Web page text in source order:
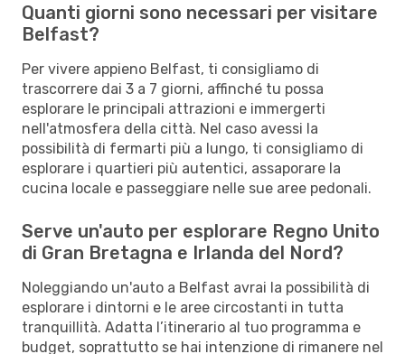
Quanti giorni sono necessari per visitare
Belfast?
Per vivere appieno Belfast, ti consigliamo di
trascorrere dai 3 a 7 giorni, affinché tu possa
esplorare le principali attrazioni e immergerti
nell'atmosfera della città. Nel caso avessi la
possibilità di fermarti più a lungo, ti consigliamo di
esplorare i quartieri più autentici, assaporare la
cucina locale e passeggiare nelle sue aree pedonali.
Serve un'auto per esplorare Regno Unito
di Gran Bretagna e Irlanda del Nord?
Noleggiando un'auto a Belfast avrai la possibilità di
esplorare i dintorni e le aree circostanti in tutta
tranquillità. Adatta l’itinerario al tuo programma e
budget, soprattutto se hai intenzione di rimanere nel